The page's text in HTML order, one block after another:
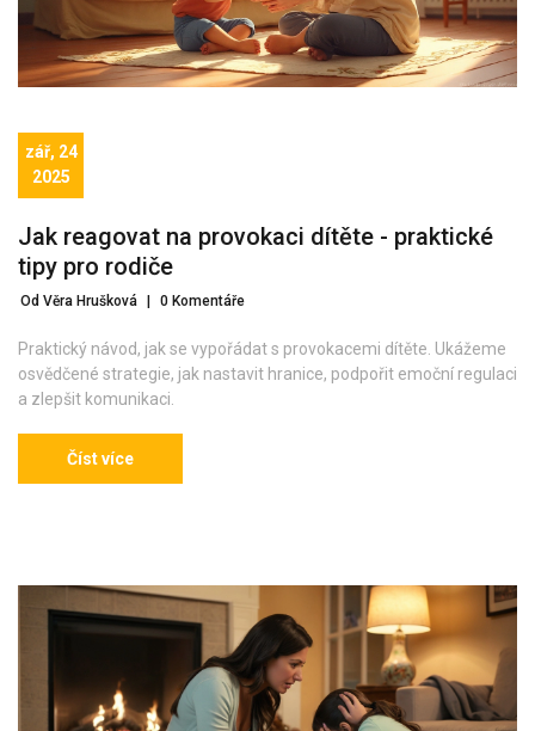
zář, 24
2025
Jak reagovat na provokaci dítěte - praktické
tipy pro rodiče
Od Věra Hrušková | 0 Komentáře
Praktický návod, jak se vypořádat s provokacemi dítěte. Ukážeme
osvědčené strategie, jak nastavit hranice, podpořit emoční regulaci
a zlepšit komunikaci.
Číst více